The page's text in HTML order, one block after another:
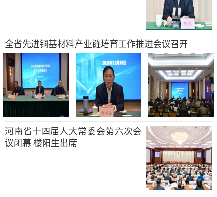
全省先进铜基材料产业链培育工作推进会议召开
河南省十四届人大常委会第六次会
议闭幕 楼阳生出席